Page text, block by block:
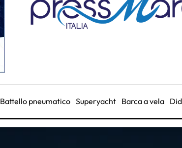
Battello pneumatico Superyacht Barca a vela